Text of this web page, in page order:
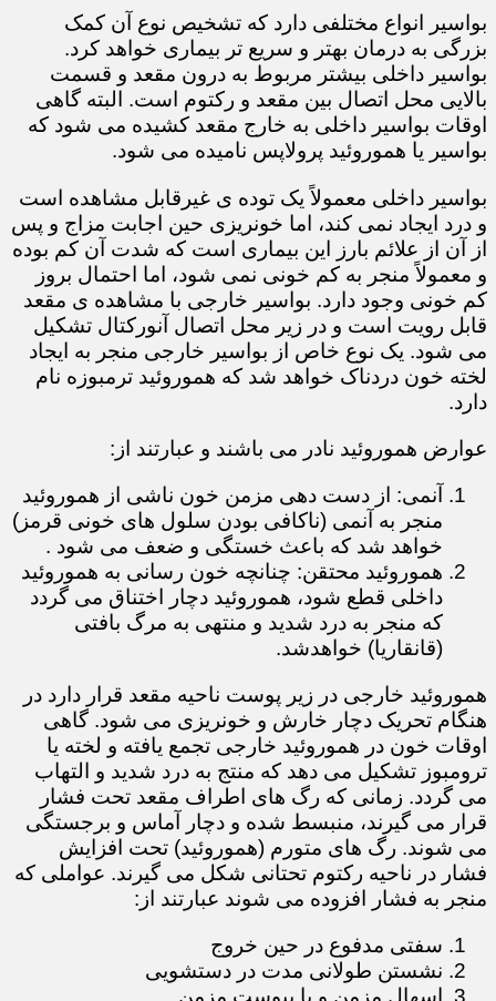
بواسیر انواع مختلفی دارد که تشخیص نوع آن کمک
بزرگی به درمان بهتر و سریع تر بیماری خواهد کرد.
بواسیر داخلی بیشتر مربوط به درون مقعد و قسمت
بالایی محل اتصال بین مقعد و رکتوم است. البته گاهی
اوقات بواسیر داخلی به خارج مقعد کشیده می شود که
بواسیر یا هموروئید پرولاپس نامیده می شود.
بواسیر داخلی معمولاً یک توده ی غیرقابل مشاهده است
و درد ایجاد نمی کند، اما خونریزی حین اجابت مزاج و پس
از آن از علائم بارز این بیماری است که شدت آن کم بوده
و معمولاً منجر به کم خونی نمی شود، اما احتمال بروز
کم خونی وجود دارد. بواسیر خارجی با مشاهده ی مقعد
قابل رویت است و در زیر محل اتصال آنورکتال تشکیل
می شود. یک نوع خاص از بواسیر خارجی منجر به ایجاد
لخته خون دردناک خواهد شد که هموروئید ترمبوزه نام
دارد.
عوارض هموروئید نادر می باشند و عبارتند از:
آنمی: از دست دهی مزمن خون ناشی از هموروئید
منجر به آنمی (ناکافی بودن سلول های خونی قرمز)
خواهد شد که باعث خستگی و ضعف می شود .
هموروئید محتقن: چنانچه خون رسانی به هموروئید
داخلی قطع شود، هموروئید دچار اختناق می گردد
که منجر به درد شدید و منتهی به مرگ بافتی
(قانقاریا) خواهدشد.
هموروئید خارجی در زیر پوست ناحیه مقعد قرار دارد در
هنگام تحریک دچار خارش و خونریزی می شود. گاهی
اوقات خون در هموروئید خارجی تجمع یافته و لخته یا
ترومبوز تشکیل می دهد که منتج به درد شدید و التهاب
می گردد. زمانی که رگ های اطراف مقعد تحت فشار
قرار می گیرند، منبسط شده و دچار آماس و برجستگی
می شوند. رگ های متورم (هموروئید) تحت افزایش
فشار در ناحیه رکتوم تحتانی شکل می گیرند. عواملی که
منجر به فشار افزوده می شوند عبارتند از:
سفتی مدفوع در حین خروج
نشستن طولانی مدت در دستشویی